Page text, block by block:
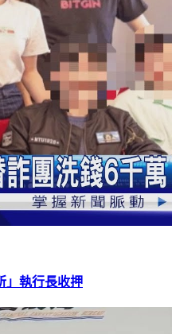
執行長收押